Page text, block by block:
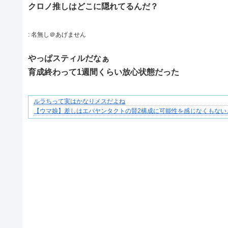
クロノ推しはどこに隠れてるんだ？
: 名無し＠あげません
やっぱスティルだなぁ
育成終わって1週間くらい放心状態だった
【マンガ】海外病院トラブルファイル
ルラちって実はかなりメスだよね
【ウマ娘】差しはエバヤンタクトの賢2構成に可能性を感じなくもな